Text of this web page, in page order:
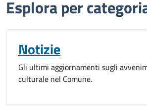
Esplora per
Notizie
Gli ultimi aggiornamenti sugli
culturale nel Comune.